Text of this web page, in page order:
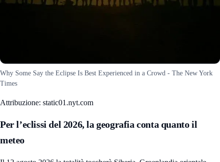
Why Some Say the Eclipse Is Best Experienced in a Crowd - The New York
Times
Attribuzione: static01.nyt.com
Per l’eclissi del 2026, la geografia conta quanto il
meteo